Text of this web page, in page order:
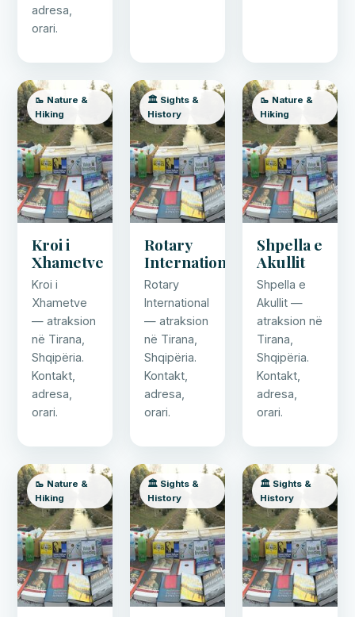
adresa,
orari.
🥾 Nature &
Hiking
Kroi i
Xhametve
Kroi i
Xhametve
— atraksion
në Tirana,
Shqipëria.
Kontakt,
adresa,
orari.
🏛️ Sights &
History
Rotary
International
Rotary
International
— atraksion
në Tirana,
Shqipëria.
Kontakt,
adresa,
orari.
🥾 Nature &
Hiking
Shpella e
Akullit
Shpella e
Akullit —
atraksion në
Tirana,
Shqipëria.
Kontakt,
adresa,
orari.
🥾 Nature &
Hiking
🏛️ Sights &
History
🏛️ Sights &
History